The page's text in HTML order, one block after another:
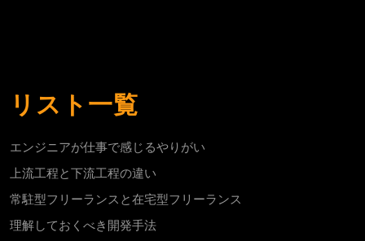
リスト一覧
エンジニアが仕事で感じるやりがい
上流工程と下流工程の違い
常駐型フリーランスと在宅型フリーランス
理解しておくべき開発手法